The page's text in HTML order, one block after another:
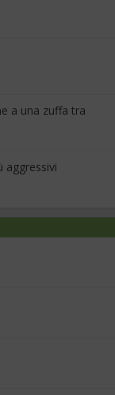
a una zuffa tra
aggressivi